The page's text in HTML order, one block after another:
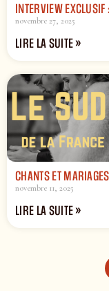
INTERVIEW
novembre 27, 2025
LIRE LA SUITE »
CHANTS ET
novembre 11, 2025
LIRE LA SUITE »